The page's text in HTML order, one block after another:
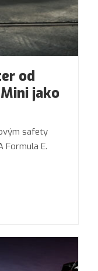
od
jako
safety
Formula E.